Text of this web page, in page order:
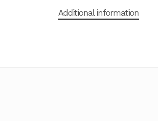
Additional information